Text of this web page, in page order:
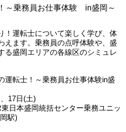
～乗務員お仕事体験 in盛岡～
！運転士について楽しく学び、体
えます。乗務員の点呼体験や、盛
る盛岡エリアの各線区のシミュレ
運転士！～乗務員お仕事体験in盛
17日(土)
日本盛岡統括センター乗務ユニッ
駅)